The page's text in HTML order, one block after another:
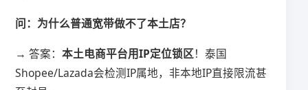
​问：为什么普通宽带做不了本土店？​
→ 答案：​​本土电商平台用IP定位锁区​​！泰国
Shopee/Lazada会检测IP属地，非本地IP直接限流甚